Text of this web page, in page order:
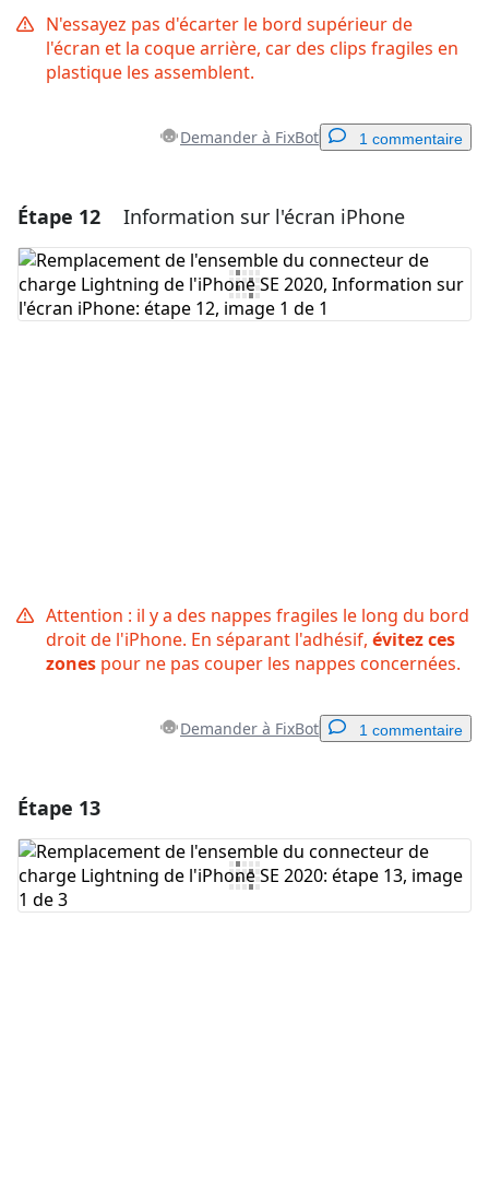
N'essayez pas d'écarter le bord supérieur de
l'écran et la coque arrière, car des clips fragiles en
plastique les assemblent.
Demander à FixBot 1 commentaire
Ajouter un commentaire
Ajouter un commentaire
Étape 12 Information sur l'écran iPhone
Attention : il y a des nappes fragiles le long du bord
droit de l'iPhone. En séparant l'adhésif, évitez ces
zones pour ne pas couper les nappes concernées.
Demander à FixBot 1 commentaire
Ajouter un commentaire
Étape 13